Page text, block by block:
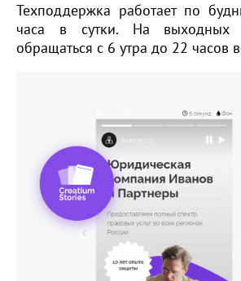
Техподдержка работает по
часа в сутки. На
обращаться с 6 утра до 22 часов